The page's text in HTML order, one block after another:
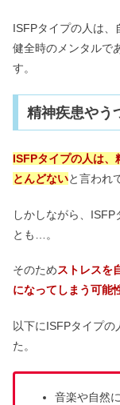
ISFPタイプの人は、
健全時のメンタルで
す。
精神疾患やう
ISFPタイプの人は、
とんどないと言われ
しかしながら、
とも…。
そのためストレスを
になってしまう可能
以下にISFPタイプ
た。
音楽や自然